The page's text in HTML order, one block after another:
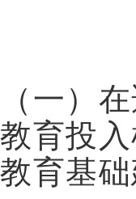
（一）
教育投
教育基